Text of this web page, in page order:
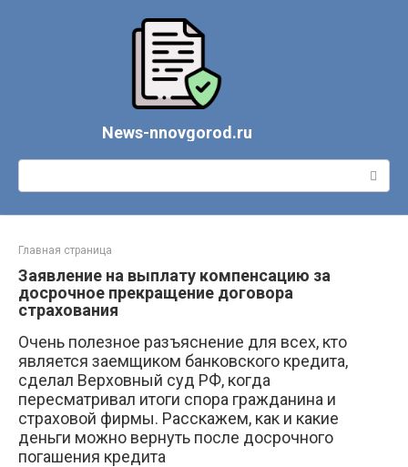
News-nnovgorod.ru
Поиск:
Главная страница
Заявление на выплату компенсацию за
досрочное прекращение договора
страхования
Очень полезное разъяснение для всех, кто
является заемщиком банковского кредита,
сделал Верховный суд РФ, когда
пересматривал итоги спора гражданина и
страховой фирмы. Расскажем, как и какие
деньги можно вернуть после досрочного
погашения кредита